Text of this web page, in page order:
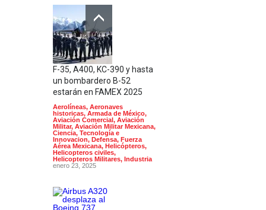
F-35, A400, KC-390 y hasta
un bombardero B-52
estarán en FAMEX 2025
Aerolíneas, Aeronaves
historicas, Armada de México,
Aviación Comercial, Aviación
Militar, Aviación Militar Mexicana,
Ciencia, Tecnología e
Innovacion, Defensa, Fuerza
Aérea Mexicana, Helicópteros,
Helicopteros civiles,
Helicopteros Militares, Industria
enero 23, 2025